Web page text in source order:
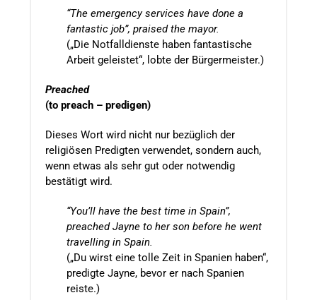
“The emergency services have done a
fantastic job”, praised the mayor.
(„Die Notfalldienste haben fantastische
Arbeit geleistet“, lobte der Bürgermeister.)
Preached
(to preach – predigen)
Dieses Wort wird nicht nur bezüglich der
religiösen Predigten verwendet, sondern auch,
wenn etwas als sehr gut oder notwendig
bestätigt wird.
“You’ll have the best time in Spain”,
preached Jayne to her son before he went
travelling in Spain.
(„Du wirst eine tolle Zeit in Spanien haben“,
predigte Jayne, bevor er nach Spanien
reiste.)